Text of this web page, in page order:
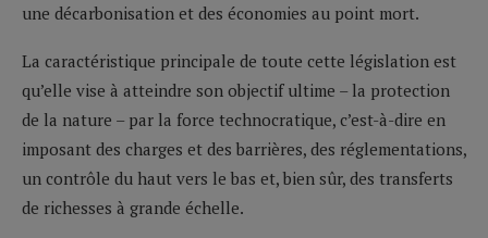
une décarbonisation et des économies au point mort.
La caractéristique principale de toute cette législation est
qu’elle vise à atteindre son objectif ultime – la protection
de la nature – par la force technocratique, c’est-à-dire en
imposant des charges et des barrières, des réglementations,
un contrôle du haut vers le bas et, bien sûr, des transferts
de richesses à grande échelle.